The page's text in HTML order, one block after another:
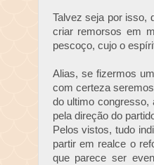
Talvez seja por isso,
criar remorsos em
pescoço, cujo o
Alias, se fizermos
com certeza
do ultimo congresso,
pela direção do
Pelos vistos, tudo
partir em realce o
que parece ser